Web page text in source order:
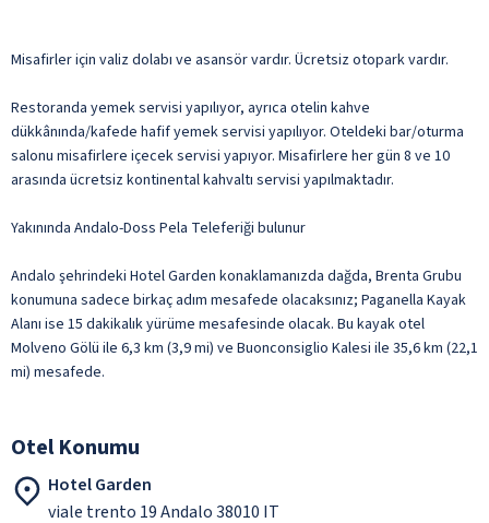
Misafirler için valiz dolabı ve asansör vardır. Ücretsiz otopark vardır.
Restoranda yemek servisi yapılıyor, ayrıca otelin kahve
dükkânında/kafede hafif yemek servisi yapılıyor. Oteldeki bar/oturma
salonu misafirlere içecek servisi yapıyor. Misafirlere her gün 8 ve 10
arasında ücretsiz kontinental kahvaltı servisi yapılmaktadır.
Yakınında Andalo-Doss Pela Teleferiği bulunur
Andalo şehrindeki Hotel Garden konaklamanızda dağda, Brenta Grubu
konumuna sadece birkaç adım mesafede olacaksınız; Paganella Kayak
Alanı ise 15 dakikalık yürüme mesafesinde olacak. Bu kayak otel
Molveno Gölü ile 6,3 km (3,9 mi) ve Buonconsiglio Kalesi ile 35,6 km (22,1
mi) mesafede.
Otel Konumu
Hotel Garden
viale trento 19 Andalo 38010 IT